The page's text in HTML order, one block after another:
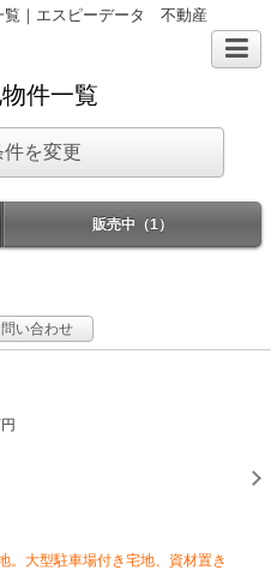
覧｜エスピーデータ 不動産
件一覧
を変更
販売中（1）
い合わせ
。大型駐車場付き宅地、資材置き